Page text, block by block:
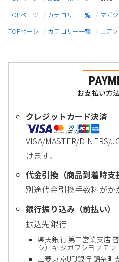
TOPページ
カテゴリー一覧 マガ
TOPページ
カテゴリー一覧 エア
お支払い方
クレジットカード決済
VISA/MASTER/DINERS/
けます。
代金引換（商品到着時支
別途代金引換手数料がか
銀行振り込み（前払い）
振込先銀行
楽天銀行 第二営業支店
シ）キタガワシヨウテン
三菱東京UFJ銀行 錦糸町